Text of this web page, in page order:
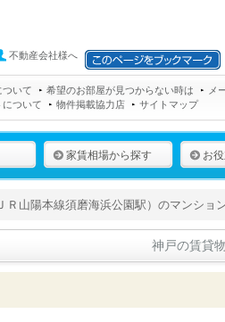
不動産会社様へ
ついて 希望のお部屋が見つからない時は
メ
について
物件掲載協力店 サイトマップ
家賃相場から探す お
Ｒ山陽本線須磨海浜公園駅）のマンショ
神戸の賃貸